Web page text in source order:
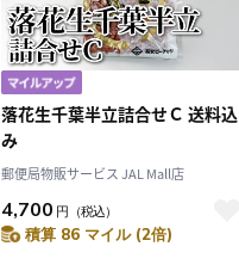
落花生千葉半立詰合せＣ 送料込
み
郵便局物販サービス JAL Mall店
4,700 円 （税込）
積算 86 マイル (2倍)